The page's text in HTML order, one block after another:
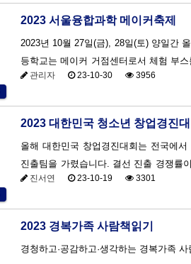
2023 서울융합과학 메이커축제
2023년 10월 27일(금), 28일(토) 양일간
등학교는 메이커 거점센터로서 체험 부
영에 함께 참여하였습니다. 우리 경복초
관리자 23-10-30 3956
2023 대한민국 청소년 창업경진
올해 대한민국 창업경진대회는 전국에
진출팀을 가렸습니다. 결선 진출 경쟁률
니다. 특히 지역 예선, 전국 예선, 결선까지모든 심사는 초,중,고등학교 학급을 통합하여 심사한 결과였기에 결선 진출 자체가
진서연 23-10-19 3301
2023 경복가족 사람책읽기